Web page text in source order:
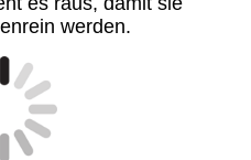
werden.